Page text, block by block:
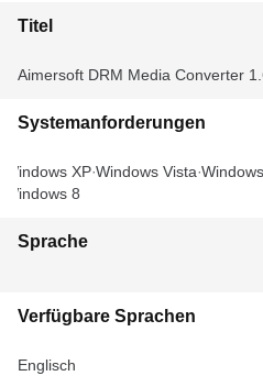
Titel
Aimersoft DRM Media Converter
Systemanforderungen
Windows XP Windows Vista
Windows 8
Sprache
Verfügbare Sprachen
Englisch